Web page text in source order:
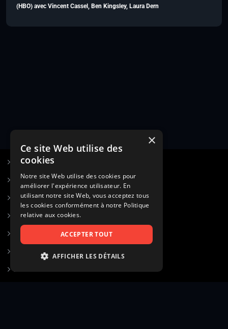
(HBO) avec Vincent Cassel, Ben Kingsley, Laura Dern
S’inscrire à Figurants.com
Questions fréquentes
Poster une annonce
Actualités
Voir le hall of fame
×
Ce site Web utilise des
cookies
Notre site Web utilise des cookies pour
améliorer l'expérience utilisateur. En
utilisant notre site Web, vous acceptez tous
les cookies conformément à notre Politique
relative aux cookies.
ACCEPTER TOUT
AFFICHER LES DÉTAILS